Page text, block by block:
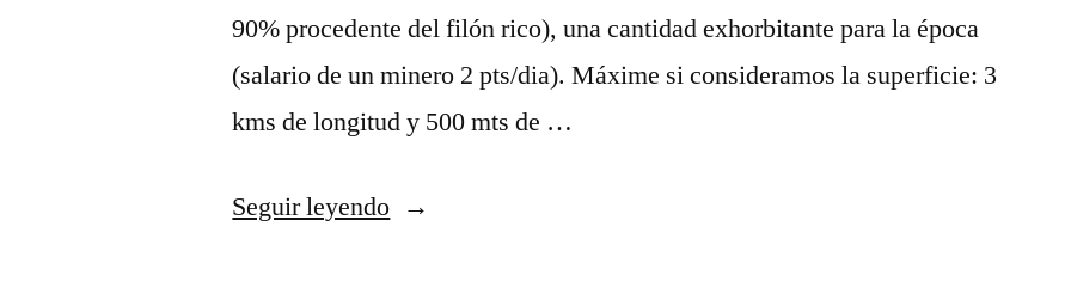
90% procedente del filón rico), una cantidad exhorbitante para la época
(salario de un minero 2 pts/dia). Máxime si consideramos la superficie: 3
kms de longitud y 500 mts de …
Seguir leyendo«Hiendelaencina